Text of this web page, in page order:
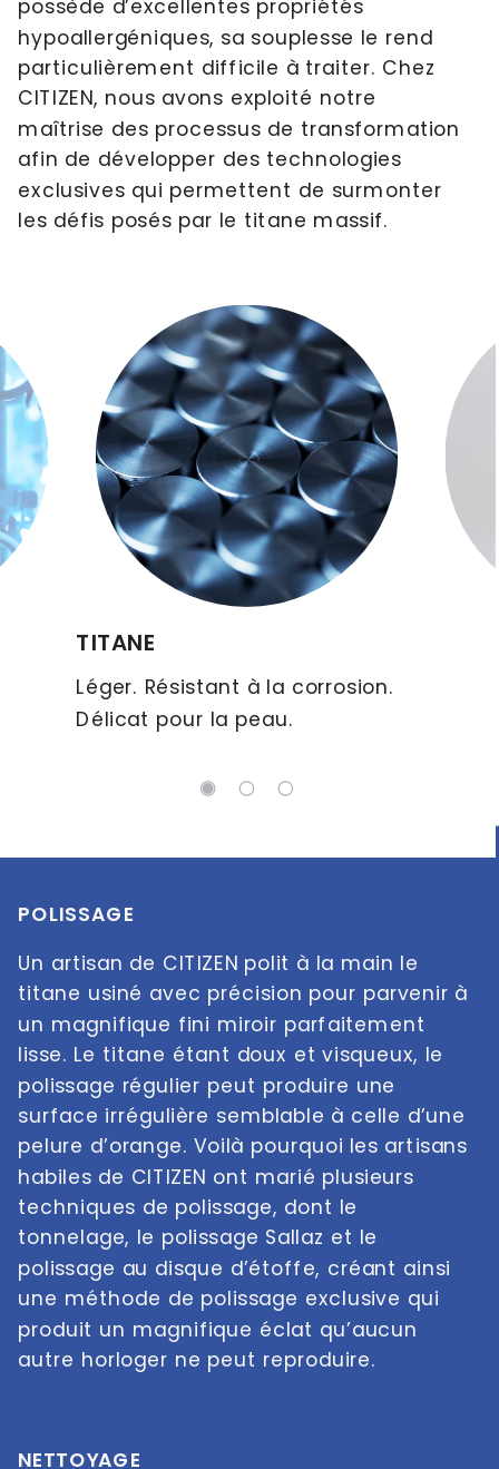
NETTOYAGE
Un artisan de CITIZEN polit à la main le
titane usiné avec précision pour parvenir à
un magnifique fini miroir parfaitement
lisse. Le titane étant doux et visqueux, le
polissage régulier peut produire une
surface irrégulière semblable à celle d’une
pelure d’orange. Voilà pourquoi les artisans
habiles de CITIZEN ont marié plusieurs
techniques de polissage, dont le
tonnelage, le polissage Sallaz et le
polissage au disque d’étoffe, créant ainsi
une méthode de polissage exclusive qui
produit un magnifique éclat qu’aucun
autre horloger ne peut reproduire.
POLISSAGE
possède d’excellentes propriétés
hypoallergéniques, sa souplesse le rend
particulièrement difficile à traiter. Chez
CITIZEN, nous avons exploité notre
maîtrise des processus de transformation
afin de développer des technologies
exclusives qui permettent de surmonter
les défis posés par le titane massif.